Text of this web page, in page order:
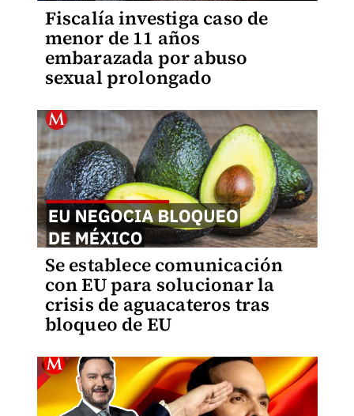
Fiscalía investiga caso de
menor de 11 años
embarazada por abuso
sexual prolongado
Se establece comunicación
con EU para solucionar la
crisis de aguacateros tras
bloqueo de EU